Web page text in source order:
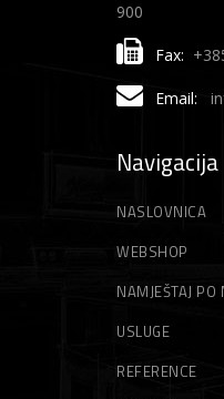
900
Fax:
Email:
Navigacija
NASLOVNICA
WEBSHOP
NAMJEŠTAJ PO
USLUGE
REFERENCE